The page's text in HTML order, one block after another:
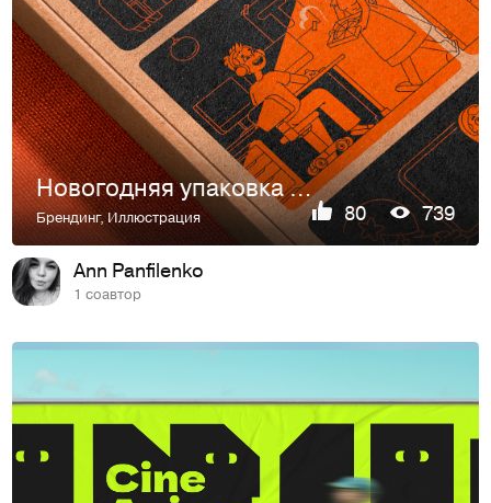
Новогодняя упаковка пиццы для "FARFOR"
Брендинг,Иллюстрация 80 739
Ann Panfilenko
1 соавтор